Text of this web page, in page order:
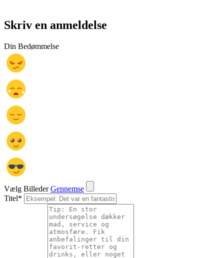
Skriv en anmeldelse
Din Bedømmelse
Vælg Billeder Gennemse
Titel*